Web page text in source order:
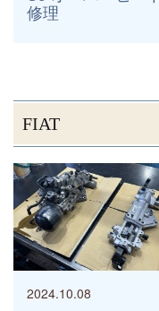
修理
FIAT
2024.10.08